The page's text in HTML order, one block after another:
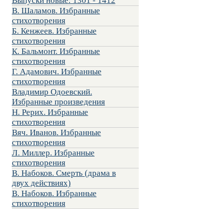
В. Шаламов. Избранные
стихотворения
Б. Кенжеев. Избранные
стихотворения
К. Бальмонт. Избранные
стихотворения
Г. Адамович. Избранные
стихотворения
Владимир Одоевский.
Избранные произведения
Н. Рерих. Избранные
стихотворения
Вяч. Иванов. Избранные
стихотворения
Л. Миллер. Избранные
стихотворения
В. Набоков. Смерть (драма в
двух действиях)
В. Набоков. Избранные
стихотворения